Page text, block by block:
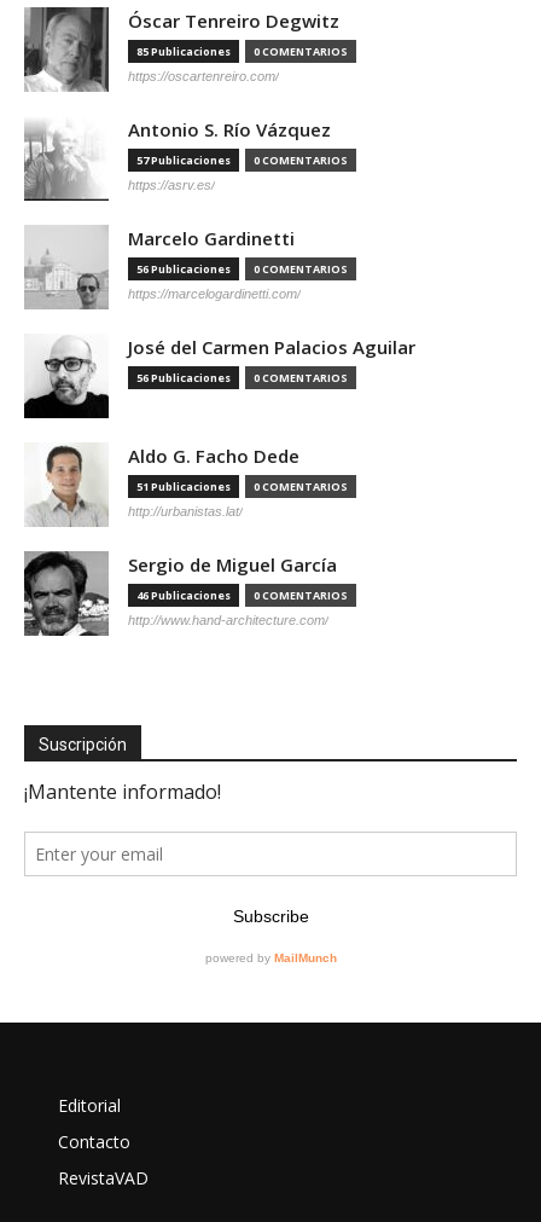
Óscar Tenreiro Degwitz
85 Publicaciones 0 COMENTARIOS
https://oscartenreiro.com/
Antonio S. Río Vázquez
57 Publicaciones 0 COMENTARIOS
https://asrv.es/
Marcelo Gardinetti
56 Publicaciones 0 COMENTARIOS
https://marcelogardinetti.com/
José del Carmen Palacios Aguilar
56 Publicaciones 0 COMENTARIOS
Aldo G. Facho Dede
51 Publicaciones 0 COMENTARIOS
http://urbanistas.lat/
Sergio de Miguel García
46 Publicaciones 0 COMENTARIOS
http://www.hand-architecture.com/
Suscripción
Editorial
Contacto
RevistaVAD